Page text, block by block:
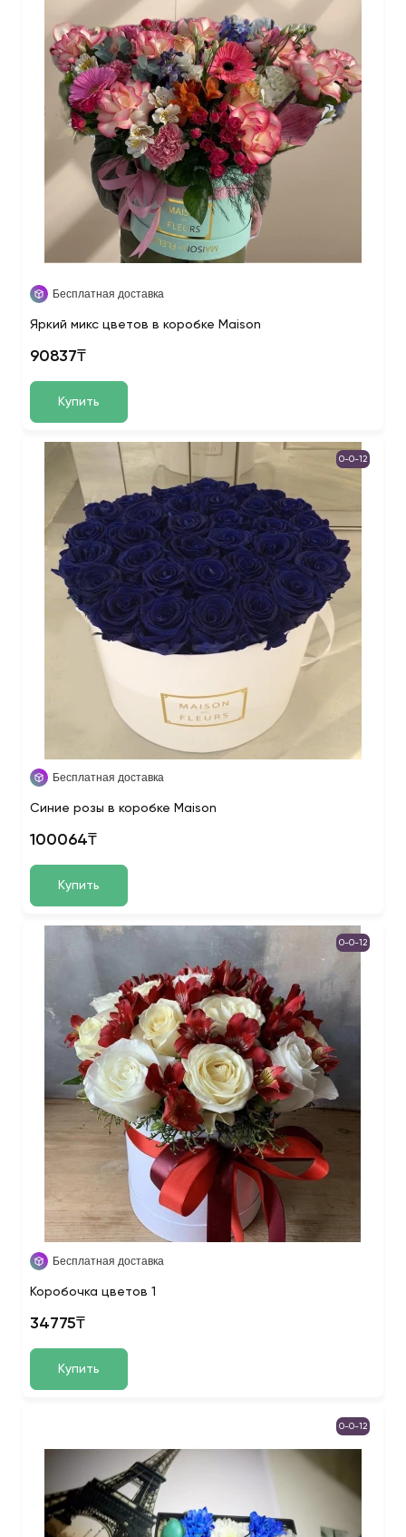
Бесплатная доставка
Яркий микс цветов в коробке Maison
90837₸
Купить
0-0-12
Бесплатная доставка
Синие розы в коробке Maison
100064₸
Купить
0-0-12
Бесплатная доставка
Коробочка цветов 1
34775₸
Купить
0-0-12